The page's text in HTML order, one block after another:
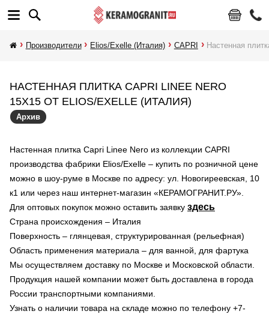
Производители Elios/Exelle (Италия) CAPRI Настенная
НАСТЕННАЯ ПЛИТКА CAPRI LINEE NERO
15X15 ОТ ELIOS/EXELLE (ИТАЛИЯ)
Архив
Настенная плитка Capri Linee Nero из коллекции CAPRI
производства фабрики Elios/Exelle – купить по розничной цене
можно в шоу-руме в Москве по адресу: ул. Новогиреевская, 10
к1 или через наш интернет-магазин «КЕРАМОГРАНИТ.РУ».
Для оптовых покупок можно оставить заявку здесь
Страна происхождения – Италия
Поверхность – глянцевая, структурированная (рельефная)
Область применения материала – для ванной, для фартука
Мы осуществляем доставку по Москве и Московской области.
Продукция нашей компании может быть доставлена в города
России транспортными компаниями.
Узнать о наличии товара на складе можно по телефону +7-